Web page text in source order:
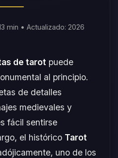
min • Actualizado: 2026
de tarot puede
al principio.
de detalles
medievales y
fácil sentirse
el histórico Tarot
uno de los